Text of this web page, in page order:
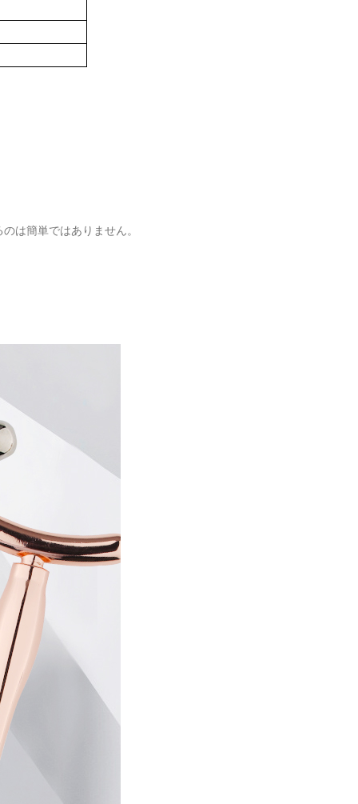
は簡単ではありません。